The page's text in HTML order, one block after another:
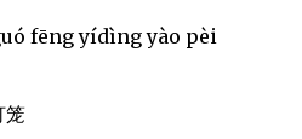
fēng yídìng yào pèi
笼